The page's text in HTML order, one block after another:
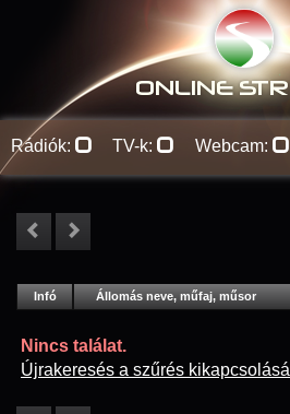
ONLINE S
Rádiók: TV-k: Webcam:
Infó Lejátszás
Állomás neve, műfaj, műsor
Nincs találat.
Újrakeresés a szűrés